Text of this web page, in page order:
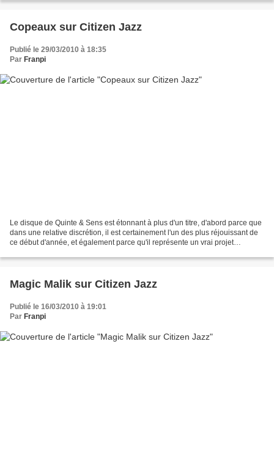
Copeaux sur Citizen Jazz
Publié le 29/03/2010 à 18:35
Par Franpi
Le disque de Quinte & Sens est étonnant à plus d'un titre, d'abord parce que
dans une relative discrétion, il est certainement l'un des plus réjouissant de
ce début d'année, et également parce qu'il représente un vrai projet
Magic Malik sur Citizen Jazz
Publié le 16/03/2010 à 19:01
Par Franpi